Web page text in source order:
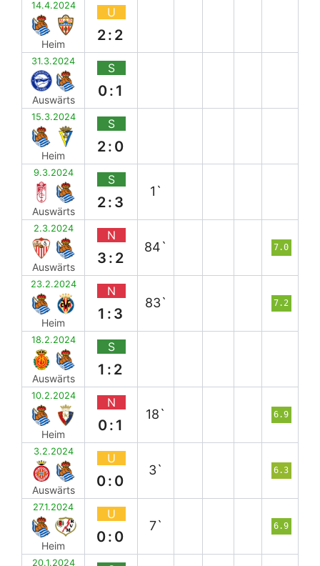
14.4.2024
Heim
U
2:2
31.3.2024
Auswärts
S
0:1
15.3.2024
Heim
S
2:0
9.3.2024
Auswärts
S
2:3
1`
2.3.2024
Auswärts
N
3:2
84` 7.0
23.2.2024
Heim
N
1:3
83` 7.2
18.2.2024
Auswärts
S
1:2
10.2.2024
Heim
N
0:1
18` 6.9
3.2.2024
Auswärts
U
0:0
3` 6.3
27.1.2024
Heim
U
0:0
7` 6.9
20.1.2024